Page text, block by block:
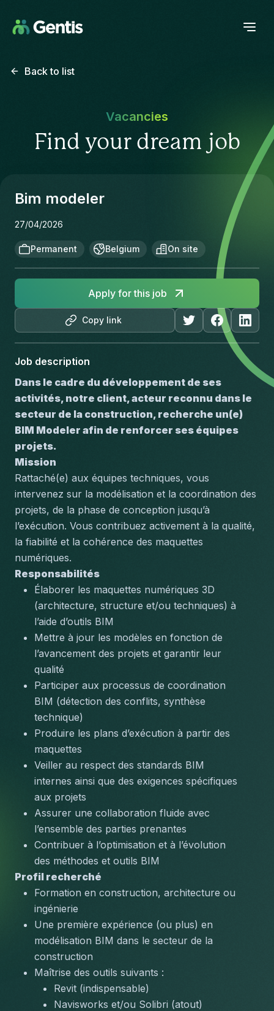
Back to list
Vacancies
Find your dream job
Bim modeler
27/04/2026
Permanent Belgium On site
Copy link
Apply for this job
Job description
Dans le cadre du développement de ses
activités, notre client, acteur reconnu dans le
secteur de la construction, recherche un(e)
BIM Modeler afin de renforcer ses équipes
projets.
Mission
Rattaché(e) aux équipes techniques, vous
intervenez sur la modélisation et la coordination des
projets, de la phase de conception jusqu’à
l’exécution. Vous contribuez activement à la qualité,
la fiabilité et la cohérence des maquettes
numériques.
Responsabilités
Élaborer les maquettes numériques 3D
(architecture, structure et/ou techniques) à
l’aide d’outils BIM
Mettre à jour les modèles en fonction de
l’avancement des projets et garantir leur
qualité
Participer aux processus de coordination
BIM (détection des conflits, synthèse
technique)
Produire les plans d’exécution à partir des
maquettes
Veiller au respect des standards BIM
internes ainsi que des exigences spécifiques
aux projets
Assurer une collaboration fluide avec
l’ensemble des parties prenantes
Contribuer à l’optimisation et à l’évolution
des méthodes et outils BIM
Profil recherché
Formation en construction, architecture ou
ingénierie
Une première expérience (ou plus) en
modélisation BIM dans le secteur de la
construction
Maîtrise des outils suivants :
Revit (indispensable)
Navisworks et/ou Solibri (atout)